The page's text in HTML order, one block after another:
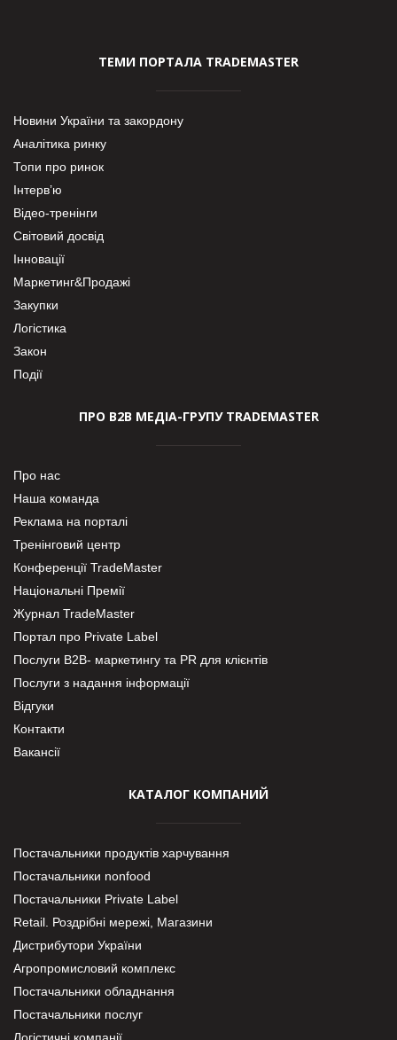
ТЕМИ ПОРТАЛА TRADEMASTER
Новини України та закордону
Аналітика ринку
Топи про ринок
Інтерв’ю
Відео-тренінги
Світовий досвід
Інновації
Маркетинг&Продажі
Закупки
Логістика
Закон
Події
ПРО В2В МЕДІА-ГРУПУ TRADEMASTER
Про нас
Наша команда
Реклама на порталі
Тренінговий центр
Конференції TradeMaster
Національні Премії
Журнал TradeMaster
Портал про Private Label
Послуги В2В- маркетингу та PR для клієнтів
Послуги з надання інформації
Відгуки
Контакти
Вакансії
КАТАЛОГ КОМПАНИЙ
Постачальники продуктів харчування
Постачальники nonfood
Постачальники Private Label
Retail. Роздрібні мережі, Магазини
Дистрибутори України
Агропромисловий комплекс
Постачальники обладнання
Постачальники послуг
Логістичні компанії